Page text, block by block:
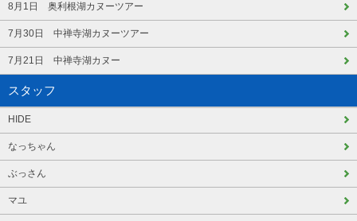
8月1日 奥利根湖カヌーツアー
7月30日 中禅寺湖カヌーツアー
7月21日 中禅寺湖カヌー
スタッフ
HIDE
なっちゃん
ぶっさん
マユ